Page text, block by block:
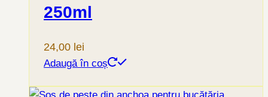
250ml
24,00 lei
Adaugă în coș